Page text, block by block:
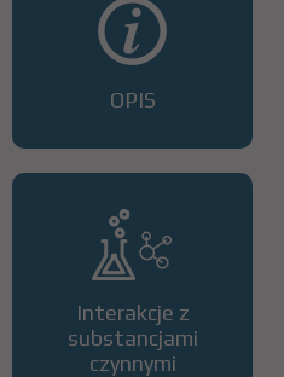
OPIS
Interakcje z
substancjami
czynnymi